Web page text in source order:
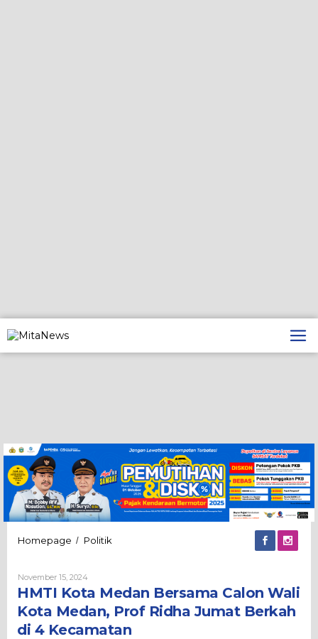
ke
konten
Homepage / Politik
Calon
Kota
Medan,
November 15, 2024Oleh
HMTI Kota Medan Bersama Calon Wali
Kota Medan, Prof Ridha Jumat Berkah
di 4 Kecamatan